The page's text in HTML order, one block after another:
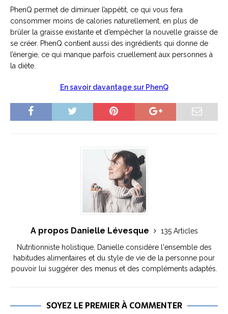
PhenQ permet de diminuer l’appétit, ce qui vous fera
consommer moins de calories naturellement, en plus de
brûler la graisse existante et d’empêcher la nouvelle graisse de
se créer. PhenQ contient aussi des ingrédients qui donne de
l’énergie, ce qui manque parfois cruellement aux personnes à
la diète.
En savoir davantage sur PhenQ
A propos Danielle Lévesque
135 Articles
Nutritionniste holistique, Danielle considère l'ensemble des
habitudes alimentaires et du style de vie de la personne pour
pouvoir lui suggérer des menus et des compléments adaptés.
SOYEZ LE PREMIER À COMMENTER